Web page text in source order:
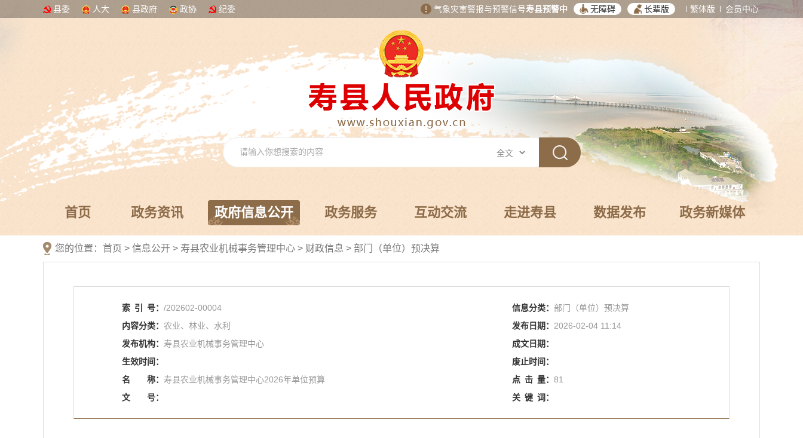
县委 人大 县政府 政协 纪委 气象灾害警报与预警信号寿县预警中 无障碍 长辈版 繁体版 会员中心
首页 政务资讯 政府信息公开 政务服务 互动交流 走进寿县 数据发布 政务新媒体
您的位置： 首页 > 信息公开 > 寿县农业机械事务管理中心 > 财政信息 > 部门（单位）预决算
索 引 号： /202602-00004 信息分类： 部门（单位）预决算
内容分类： 农业、林业、水利 发布日期： 2026-02-04 11:14
发布机构： 寿县农业机械事务管理中心
成文日期：
生效时间：
废止时间：
名
称： 寿县农业机械事务管理中心2026年单位预算 点 击 量： 81
文
号： 关 键 词：